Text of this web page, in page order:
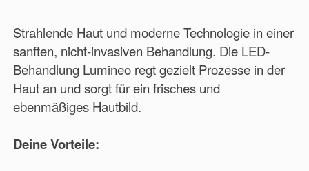
Strahlende Haut und moderne Technologie in einer
sanften, nicht-invasiven Behandlung. Die LED-
Behandlung Lumineo regt gezielt Prozesse in der
Haut an und sorgt für ein frisches und
ebenmäßiges Hautbild.
Deine Vorteile: